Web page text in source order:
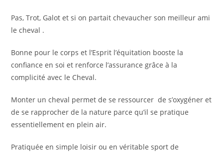
Pas, Trot, Galot et si on partait chevaucher son meilleur ami
le cheval .
Bonne pour le corps et l’Esprit l’équitation booste la
confiance en soi et renforce l’assurance grâce à la
complicité avec le Cheval.
Monter un cheval permet de se ressourcer de s’oxygéner et
de se rapprocher de la nature parce qu’il se pratique
essentiellement en plein air.
Pratiquée en simple loisir ou en véritable sport de